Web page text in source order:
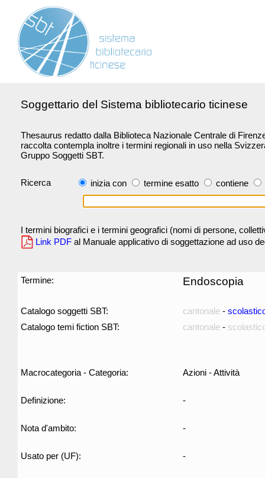
Soggettario del Sistema bibliotecario ticinese
Thesaurus redatto dalla Biblioteca Nazionale Centrale di
raccolta contempla inoltre i termini regionali in uso nella
Gruppo Soggetti SBT.
Ricerca inizia con termine esatto contiene
I termini biografici e i termini geografici (nomi di persone,
Link PDF al Manuale applicativo di soggettazione ad uso
Termine: Endoscopia
Catalogo soggetti SBT: cantonale -
Catalogo temi fiction SBT:
cantonale -
Macrocategoria - Categoria: Azioni - Attività
Definizione: -
Nota d'ambito: -
Usato per (UF): -